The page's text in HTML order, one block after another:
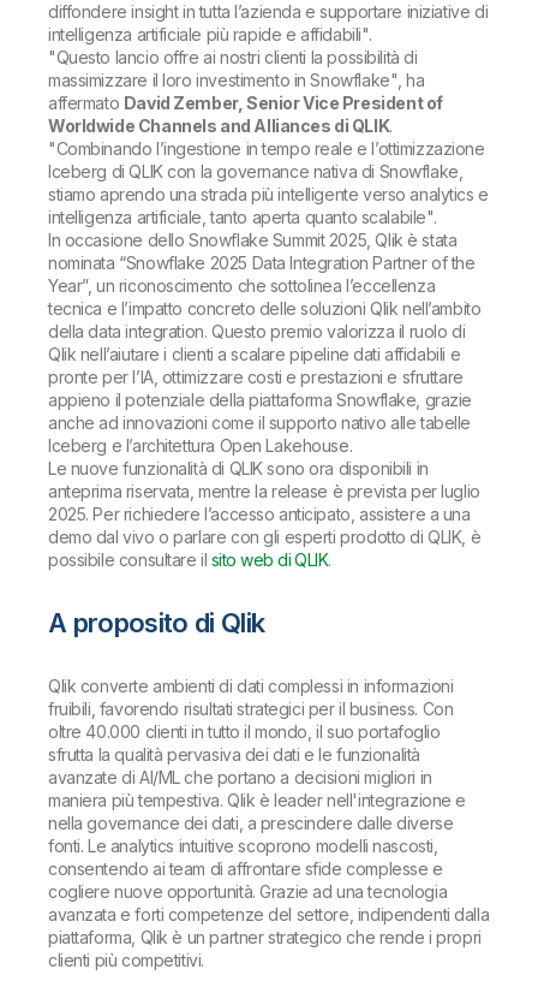
diffondere insight in tutta l’azienda e supportare iniziative di
intelligenza artificiale più rapide e affidabili".
"Questo lancio offre ai nostri clienti la possibilità di
massimizzare il loro investimento in Snowflake" , ha
affermato David Zember, Senior Vice President of
Worldwide Channels and Alliances di QLIK.
"Combinando l’ingestione in tempo reale e l’ottimizzazione
Iceberg di QLIK con la governance nativa di Snowflake,
stiamo aprendo una strada più intelligente verso analytics e
intelligenza artificiale, tanto aperta quanto scalabile".
In occasione dello Snowflake Summit 2025, Qlik è stata
nominata “Snowflake 2025 Data Integration Partner of the
Year”, un riconoscimento che sottolinea l’eccellenza
tecnica e l’impatto concreto delle soluzioni Qlik nell’ambito
della data integration. Questo premio valorizza il ruolo di
Qlik nell’aiutare i clienti a scalare pipeline dati affidabili e
pronte per l’IA, ottimizzare costi e prestazioni e sfruttare
appieno il potenziale della piattaforma Snowflake, grazie
anche ad innovazioni come il supporto nativo alle tabelle
Iceberg e l’architettura Open Lakehouse.
Le nuove funzionalità di QLIK sono ora disponibili in
anteprima riservata, mentre la release è prevista per luglio
2025. Per richiedere l’accesso anticipato, assistere a una
demo dal vivo o parlare con gli esperti prodotto di QLIK, è
possibile consultare il sito web di QLIK.
A proposito di Qlik
Qlik converte ambienti di dati complessi in informazioni
fruibili, favorendo risultati strategici per il business. Con
oltre 40.000 clienti in tutto il mondo, il suo portafoglio
sfrutta la qualità pervasiva dei dati e le funzionalità
avanzate di AI/ML che portano a decisioni migliori in
maniera più tempestiva. Qlik è leader nell'integrazione e
nella governance dei dati, a prescindere dalle diverse
fonti. Le analytics intuitive scoprono modelli nascosti,
consentendo ai team di affrontare sfide complesse e
cogliere nuove opportunità. Grazie ad una tecnologia
avanzata e forti competenze del settore, indipendenti dalla
piattaforma, Qlik è un partner strategico che rende i propri
clienti più competitivi.